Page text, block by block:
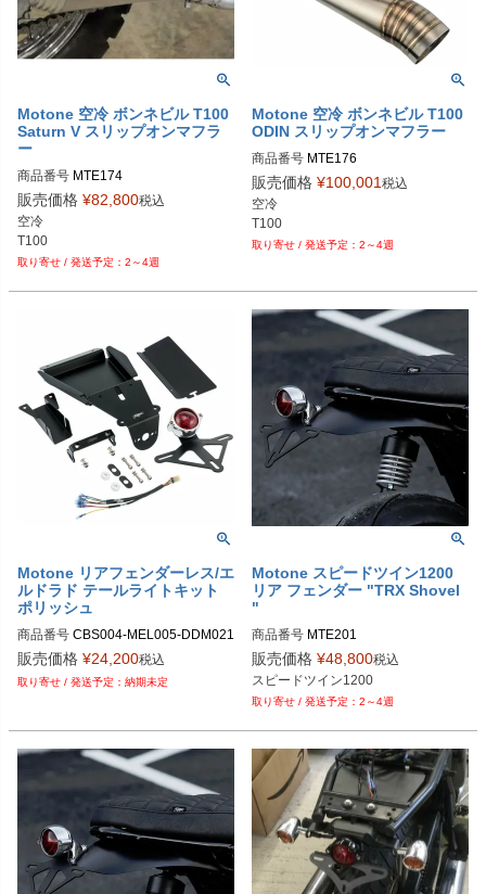
Motone 空冷 ボンネビル T100
Saturn V スリップオンマフラ
ー
商品番号 MTE174
販売価格 ¥82,800税込
空冷
T100
2～4週
Motone 空冷 ボンネビル T100
ODIN スリップオンマフラー
商品番号 MTE176
販売価格 ¥100,001 税込
空冷
T100
2～4週
Motone リアフェンダーレス/エ
ルドラド テールライトキット
ポリッシュ
商品番号 CBS004-MEL005-DDM021
旧型番：CBS004-MEL005-DDM012
販売価格 ¥24,200税込
納期未定
Motone スピードツイン1200
リア フェンダー "TRX Shovel
"
商品番号 MTE201
販売価格 ¥48,800税込
スピードツイン1200
2～4週